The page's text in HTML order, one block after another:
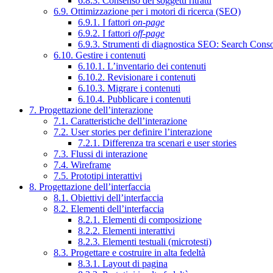
6.9. Ottimizzazione per i motori di ricerca (SEO)
6.9.1. I fattori on-page
6.9.2. I fattori off-page
6.9.3. Strumenti di diagnostica SEO: Search
6.10. Gestire i contenuti
6.10.1. L’inventario dei contenuti
6.10.2. Revisionare i contenuti
6.10.3. Migrare i contenuti
6.10.4. Pubblicare i contenuti
7. Progettazione dell’interazione
7.1. Caratteristiche dell’interazione
7.2. User stories per definire l’interazione
7.2.1. Differenza tra scenari e user stories
7.3. Flussi di interazione
7.4. Wireframe
7.5. Prototipi interattivi
8. Progettazione dell’interfaccia
8.1. Obiettivi dell’interfaccia
8.2. Elementi dell’interfaccia
8.2.1. Elementi di composizione
8.2.2. Elementi interattivi
8.2.3. Elementi testuali (microtesti)
8.3. Progettare e costruire in alta fedeltà
8.3.1. Layout di pagina